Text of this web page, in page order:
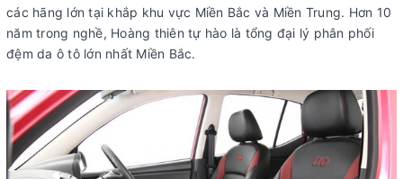
các hãng lớn tại khắp khu vực Miền Bắc và Miền Trung. Hơn 10
năm trong nghề, Hoàng thiên tự hào là tổng đại lý phân phối
đệm da ô tô lớn nhất Miền Bắc.